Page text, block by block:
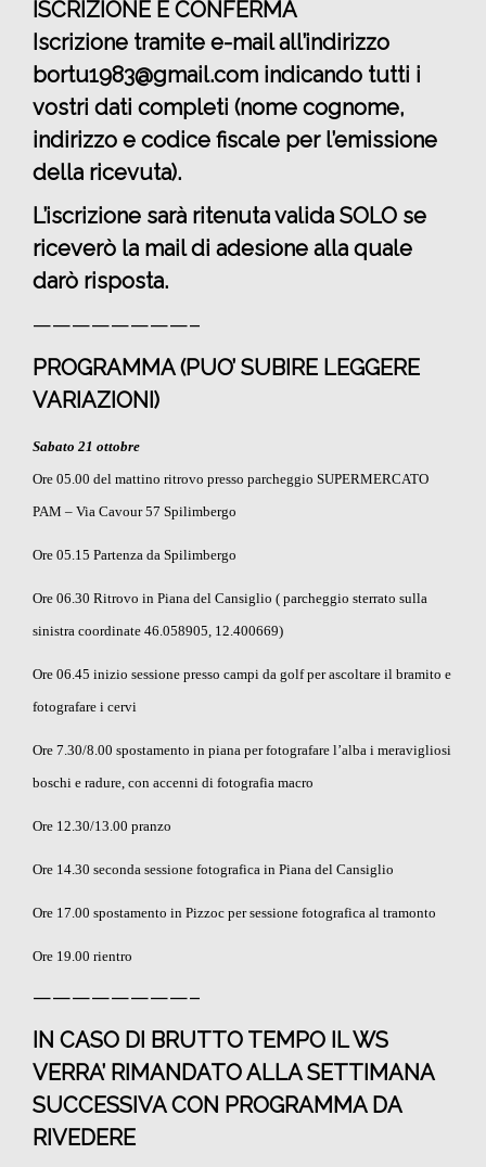
ISCRIZIONE E CONFERMA
Iscrizione tramite e-mail all’indirizzo
bortu1983@gmail.com indicando tutti i
vostri dati completi (nome cognome,
indirizzo e codice fiscale per l’emissione
della ricevuta).
L’iscrizione sarà ritenuta valida SOLO se
riceverò la mail di adesione alla quale
darò risposta.
————————–
PROGRAMMA (PUO’ SUBIRE LEGGERE
VARIAZIONI)
Sabato 21 ottobre
Ore 05.00 del mattino ritrovo presso parcheggio SUPERMERCATO
PAM – Via Cavour 57 Spilimbergo
Ore 05.15 Partenza da Spilimbergo
Ore 06.30 Ritrovo in Piana del Cansiglio ( parcheggio sterrato sulla
sinistra coordinate 46.058905, 12.400669)
Ore 06.45 inizio sessione presso campi da golf per ascoltare il bramito e
fotografare i cervi
Ore 7.30/8.00 spostamento in piana per fotografare l’alba i meravigliosi
boschi e radure, con accenni di fotografia macro
Ore 12.30/13.00 pranzo
Ore 14.30 seconda sessione fotografica in Piana del Cansiglio
Ore 17.00 spostamento in Pizzoc per sessione fotografica al tramonto
Ore 19.00 rientro
————————–
IN CASO DI BRUTTO TEMPO IL WS
VERRA’ RIMANDATO ALLA SETTIMANA
SUCCESSIVA CON PROGRAMMA DA
RIVEDERE